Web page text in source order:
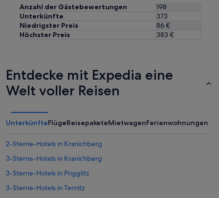
Anzahl der Gästebewertungen
198
Unterkünfte
373
Niedrigster Preis
86 €
Höchster Preis
383 €
Entdecke mit Expedia eine
Welt voller Reisen
UnterkünfteFlügeReisepaketeMietwagenFerienwohnungen
2-Sterne-Hotels in Kranichberg
3-Sterne-Hotels in Kranichberg
3-Sterne-Hotels in Prigglitz
3-Sterne-Hotels in Ternitz